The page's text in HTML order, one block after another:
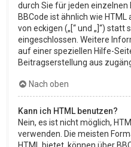
durch Sie für jeden einzelnen
BBCode ist ähnlich wie
von eckigen („[“ und „]“) statt
eingeschlossen. Weitere
auf einer speziellen Hilfe-
Beitragserstellung aus
Nach oben
Kann ich HTML benutzen?
Nein, es ist nicht möglich,
verwenden. Die meisten